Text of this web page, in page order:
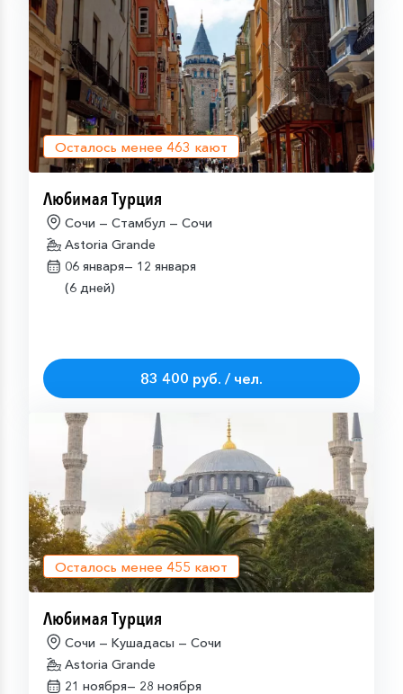
Осталось менее 463 кают
Любимая Турция
Сочи — Стамбул — Сочи
Astoria Grande
06 января— 12 января
(6 дней)
83 400 руб. / чел.
Осталось менее 455 кают
Любимая Турция
Сочи — Кушадасы — Сочи
Astoria Grande
21 ноября— 28 ноября